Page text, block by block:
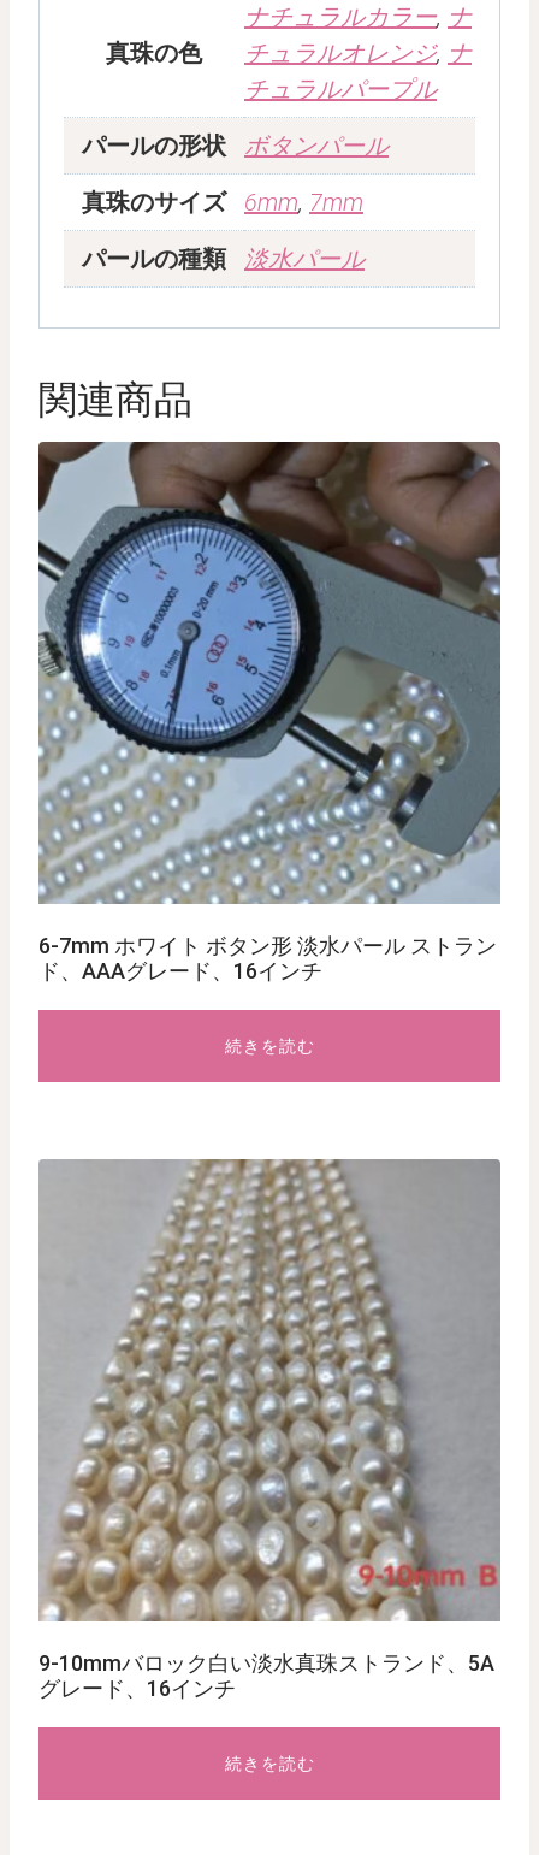
真珠の色
ナチュラルカラー, ナ
チュラルオレンジ, ナ
チュラルパープル
パールの形状
ボタンパール
真珠のサイズ
6mm, 7mm
パールの種類
淡水パール
関連商品
6-7mm ホワイト ボタン形 淡水パール ストラン
ド、AAAグレード、16インチ
続きを読む
9-10mmバロック白い淡水真珠ストランド、5A
グレード、16インチ
続きを読む